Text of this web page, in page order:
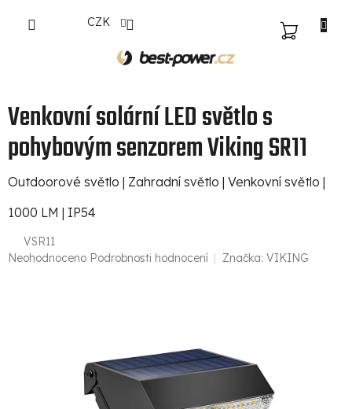
CZK
NÁKUPNÍ
Venkovní solární LED světlo s
pohybovým senzorem Viking SR11
Outdoorové světlo | Zahradní světlo | Venkovní světlo |
1000 LM | IP54
VSR11
Průměrné
Neohodnoceno Podrobnosti hodnocení Značka: VIKING